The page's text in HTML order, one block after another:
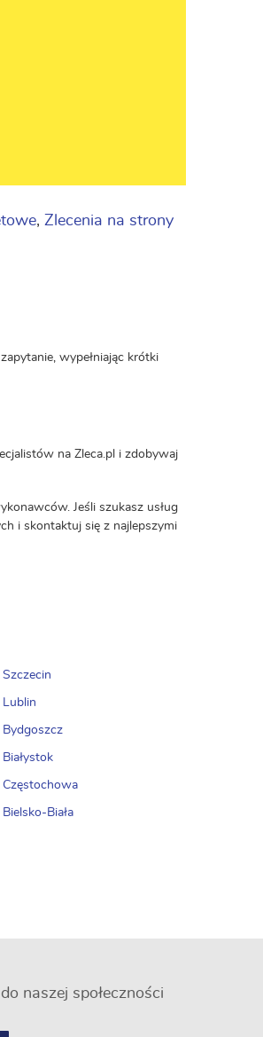
, Zlecenia na strony
wypełniając krótki
na Zleca.pl i zdobywaj
Jeśli szukasz usług
i skontaktuj się z najlepszymi
Biała
do naszej społeczności